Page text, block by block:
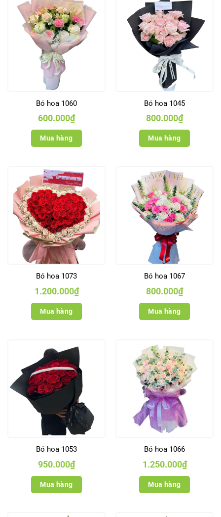
Bó hoa 1060
600.000₫
Mua hàng
Bó hoa 1045
800.000₫
Mua hàng
Bó hoa 1073
1.200.000₫
Mua hàng
Bó hoa 1067
800.000₫
Mua hàng
Bó hoa 1053
950.000₫
Mua hàng
Bó hoa 1066
1.250.000₫
Mua hàng